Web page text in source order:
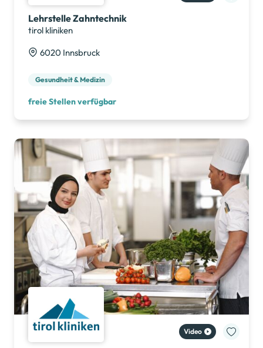
Lehrstelle Zahntechnik
tirol kliniken
6020 Innsbruck
Gesundheit & Medizin
freie Stellen verfügbar